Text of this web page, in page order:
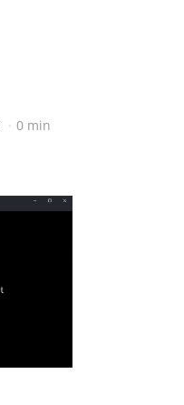
0 min